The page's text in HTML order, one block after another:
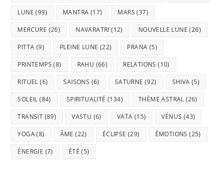
LUNE (99) MANTRA (17) MARS (37)
MERCURE (26) NAVARATRI (12) NOUVELLE LUNE (26)
PITTA (9) PLEINE LUNE (22) PRANA (5)
PRINTEMPS (8) RAHU (66) RELATIONS (10)
RITUEL (6) SAISONS (6) SATURNE (92) SHIVA (5)
SOLEIL (84) SPIRITUALITÉ (134) THÈME ASTRAL (26)
TRANSIT (89) VASTU (6) VATA (15) VÉNUS (43)
YOGA(8) ÂME (22) ÉCLIPSE (29) ÉMOTIONS (25)
ÉNERGIE (7) ÉTÉ (5)